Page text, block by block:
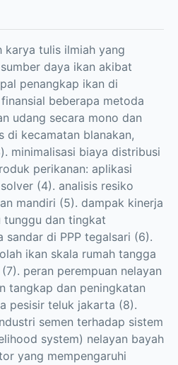
karya tulis ilmiah yang
daya ikan akibat
penangkap ikan di
beberapa metoda
udang secara mono dan
di kecamatan blanakan,
minimalisasi biaya distribusi
perikanan: aplikasi
(4). analisis resiko
mandiri (5). dampak kinerja
tunggu dan tingkat
sandar di PPP tegalsari (6).
ikan skala rumah tangga
peran perempuan nelayan
tangkap dan peningkatan
pesisir teluk jakarta (8).
semen terhadap sistem
system) nelayan bayah
yang mempengaruhi